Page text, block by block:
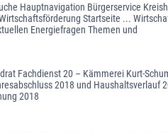
Hauptnavigation Bürgerservice
Startseite ...
Energiefragen Themen und
Fachdienst 20 – Kämmerei Kurt-
2018 und
2018